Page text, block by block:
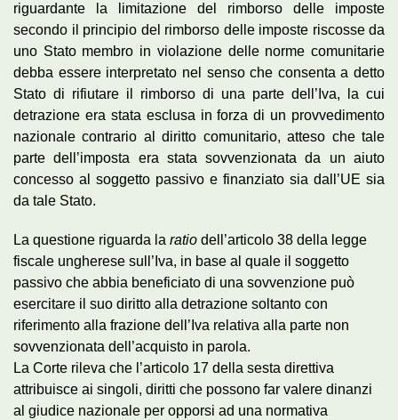
riguardante la limitazione del rimborso delle imposte
secondo il principio del rimborso delle imposte riscosse da
uno Stato membro in violazione delle norme comunitarie
debba essere interpretato nel senso che consenta a detto
Stato di rifiutare il rimborso di una parte dell’Iva, la cui
detrazione era stata esclusa in forza di un provvedimento
nazionale contrario al diritto comunitario, atteso che tale
parte dell’imposta era stata sovvenzionata da un aiuto
concesso al soggetto passivo e finanziato sia dall’UE sia
da tale Stato.
La questione riguarda la ratio dell’articolo 38 della legge
fiscale ungherese sull’Iva, in base al quale il soggetto
passivo che abbia beneficiato di una sovvenzione può
esercitare il suo diritto alla detrazione soltanto con
riferimento alla frazione dell’Iva relativa alla parte non
sovvenzionata dell’acquisto in parola.
La Corte rileva che l’articolo 17 della sesta direttiva
attribuisce ai singoli, diritti che possono far valere dinanzi
al giudice nazionale per opporsi ad una normativa